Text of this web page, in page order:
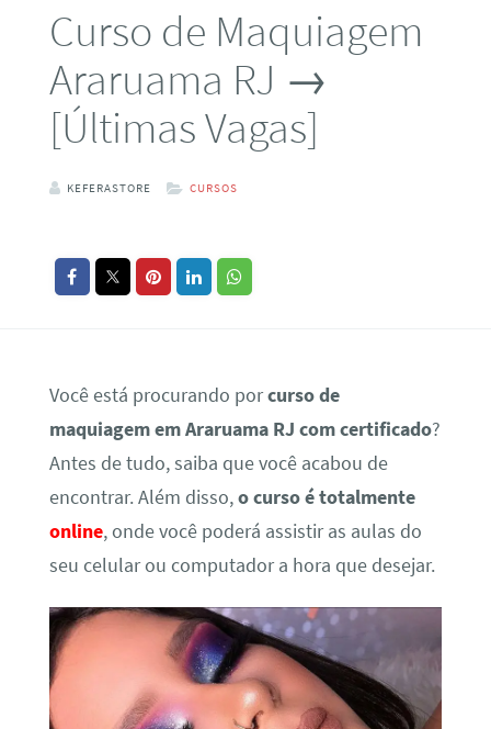
Curso de Maquiagem
Araruama RJ →
[Últimas Vagas]
KEFERASTORE CURSOS
Você está procurando porcurso de
maquiagem em Araruama RJ com certificado?
Antes de tudo, saiba que você acabou de
encontrar. Além disso,o curso é totalmente
online, onde você poderá assistir as aulas do
seu celular ou computador a hora que desejar.